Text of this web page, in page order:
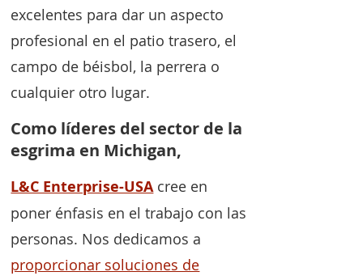
excelentes para dar un aspecto
profesional en el patio trasero, el
campo de béisbol, la perrera o
cualquier otro lugar.
Como líderes del sector de la
esgrima en Michigan,
L&C Enterprise-USAcree en
poner énfasis en el trabajo con las
personas. Nos dedicamos a
proporcionar soluciones de